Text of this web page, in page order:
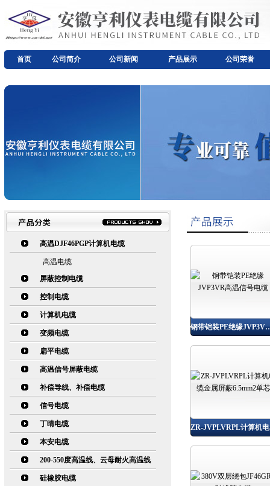
首页 公司简介 公司新闻 产品展示 公司荣誉
高温DJF46PGP计算机电缆
高温电缆
屏蔽控制电缆
控制电缆
计算机电缆
变频电缆
扁平电缆
高温信号屏蔽电缆
补偿导线、补偿电缆
信号电缆
丁晴电缆
本安电缆
200-550度高温线、云母耐火高温线
硅橡胶电缆
钢带铠装PE绝缘
ZR-